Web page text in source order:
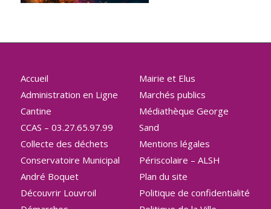
Accueil
Administration en Ligne
Cantine
CCAS – 03.27.65.97.99
Collecte des déchets
Conservatoire Municipal
André Boquet
Découvrir Louvroil
Mairie et Elus
Marchés publics
Médiathèque George
Sand
Mentions légales
Périscolaire – ALSH
Plan du site
Politique de confidentialité